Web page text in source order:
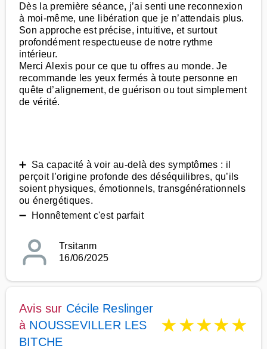
Dès la première séance, j’ai senti une reconnexion
à moi-même, une libération que je n’attendais plus.
Son approche est précise, intuitive, et surtout
profondément respectueuse de notre rythme
intérieur.
Merci Alexis pour ce que tu offres au monde. Je
recommande les yeux fermés à toute personne en
quête d’alignement, de guérison ou tout simplement
de vérité.
➕ Sa capacité à voir au-delà des symptômes : il
perçoit l’origine profonde des déséquilibres, qu’ils
soient physiques, émotionnels, transgénérationnels
ou énergétiques.
➖ Honnêtement c'est parfait
Trsitanm
16/06/2025
Avis sur Cécile Reslinger
à NOUSSEVILLER LES
BITCHE
★★★★★